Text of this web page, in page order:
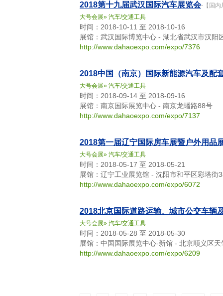
2018第十九届武汉国际汽车展览会-【国内
大号会展» 汽车/交通工具
时间：2018-10-11 至 2018-10-16
展馆：武汉国际博览中心 - 湖北省武汉市汉阳
http://www.dahaoexpo.com/expo/7376
2018中国（南京）国际新能源汽车及配
大号会展» 汽车/交通工具
时间：2018-09-14 至 2018-09-16
展馆：南京国际展览中心 - 南京龙蟠路88号
http://www.dahaoexpo.com/expo/7137
2018第一届辽宁国际房车展暨户外用品
大号会展» 汽车/交通工具
时间：2018-05-17 至 2018-05-21
展馆：辽宁工业展览馆 - 沈阳市和平区彩塔街
http://www.dahaoexpo.com/expo/6072
2018北京国际道路运输、城市公交车辆
大号会展» 汽车/交通工具
时间：2018-05-28 至 2018-05-30
展馆：中国国际展览中心-新馆 - 北京顺义区
http://www.dahaoexpo.com/expo/6209